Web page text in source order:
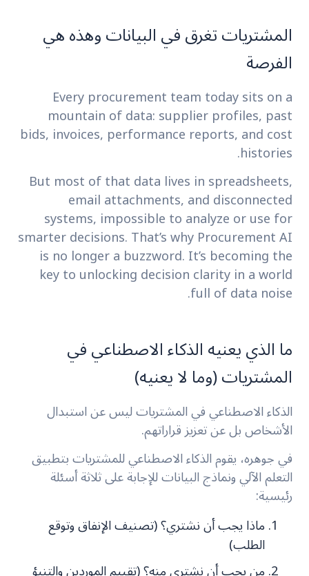
المشتريات تغرق في البيانات وهذه هي
الفرصة
Every procurement team today sits on a
mountain of data: supplier profiles, past
bids, invoices, performance reports, and cost
histories.
But most of that data lives in spreadsheets,
email attachments, and disconnected
systems, impossible to analyze or use for
smarter decisions. That’s whyProcurement AI
is no longer a buzzword. It’s becoming the
key to unlockingdecision clarityin a world
full of data noise.
ما الذي يعنيه الذكاء الاصطناعي في
المشتريات (وما لا يعنيه)
الذكاء الاصطناعي في المشتريات ليس عن استبدال
الأشخاص بل عن تعزيز قراراتهم.
في جوهره، يقوم الذكاء الاصطناعي للمشتريات بتطبيق
التعلم الآلي ونماذج البيانات للإجابة على ثلاثة أسئلة
رئيسية:
ماذا يجب أن نشتري؟ (تصنيف الإنفاق وتوقع
الطلب)